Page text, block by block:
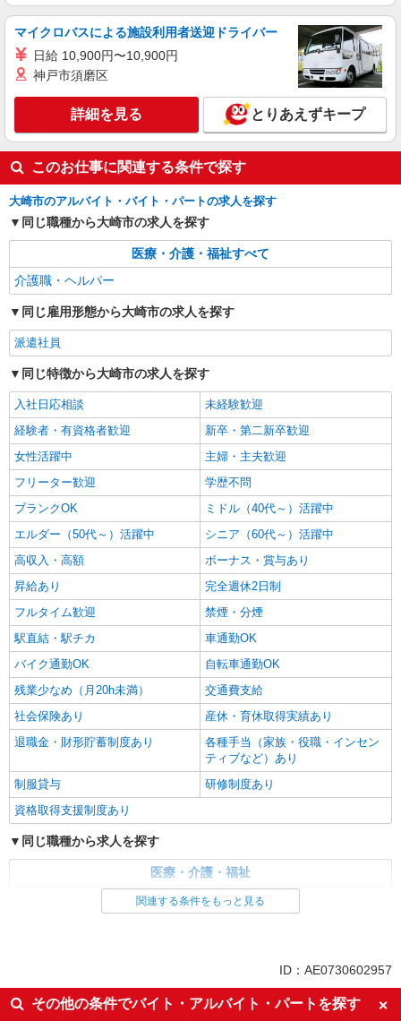
る） 経験者：時給1450〜1650円（資格・経験によ
る） ◎月収例 時給1650円×1日8時間×22日（週5
日）＝29万400円 ◆昇給あり ◆支払い方法 ※日払
い/週払い/月払い対応も可能です。詳しくは面談時
にご相談ください。 ◆交通費：別途全額支給 ※当
宮城県大崎市 【最寄駅】 ◆各線「古川駅」
◆JR陸羽東線「池月駅」 ◆JR陸羽東線「岩出山
駅」 ★その他、近隣に多数勤務地あります！
詳細を見る
株式会社kotrio /●SD-H-2066349
毎日通うのが楽しみになる＊ホテルのような美
しいサ高住のSTAFF
時給1350円〜2062円 ＜日払い有/週払い有/交
通費全支給(ガソリン代含む)＞
大崎市内 最寄り駅：古川
キープ
株式会社kotrio /●SD-H-1894698
◎30代・40代活躍中
時給1450円〜2062円 ＜日払い有/週払い有/交
通費全支給(ガソリン代含む)＞
大崎市内 最寄り駅：古川
キープ
マイクロバスによる施設利用者送迎ドライバー
日給 10,900円〜10,900円
神戸市須磨区
詳細を見る とりあえずキープ
このお仕事に関連する条件で探す
大崎市のアルバイト・バイト・パートの求人を探す
同じ職種から大崎市の求人を探す
医療・介護・福祉すべて
介護職・ヘルパー
同じ雇用形態から大崎市の求人を探す
派遣社員
同じ特徴から大崎市の求人を探す
入社日応相談
未経験歓迎
経験者・有資格者歓迎
新卒・第二新卒歓迎
女性活躍中
主婦・主夫歓迎
フリーター歓迎
学歴不問
ブランクOK
ミドル（40代～）活躍中
エルダー（50代～）活躍中
シニア（60代～）活躍中
高収入・高額
ボーナス・賞与あり
昇給あり
完全週休2日制
フルタイム歓迎
禁煙・分煙
駅直結・駅チカ
車通勤OK
バイク通勤OK
自転車通勤OK
残業少なめ（月20h未満）
交通費支給
社会保険あり
産休・育休取得実績あり
退職金・財形貯蓄制度あり
各種手当（家族・役職・インセン
ティブなど）あり
制服貸与
研修制度あり
資格取得支援制度あり
同じ職種から求人を探す
医療・介護・福祉
ボーナス・賞与あり
車通勤OK
交通費支給
社会保険あり
関連する条件をもっと見る
ID：AE0730602957
その他の条件でバイト・アルバイト・パートを探す